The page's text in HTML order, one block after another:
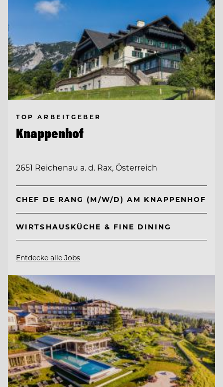
TOP ARBEITGEBER
Knappenhof
2651 Reichenau a. d. Rax, Österreich
CHEF DE RANG (M/W/D) AM KNAPPENHOF
WIRTSHAUSKÜCHE & FINE DINING
Entdecke alle Jobs